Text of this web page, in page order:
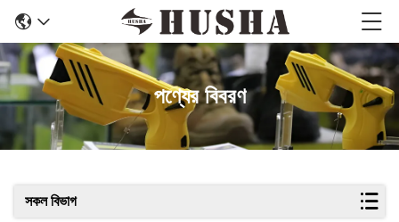
পণ্যের বিবরণ
সকল বিভাগ